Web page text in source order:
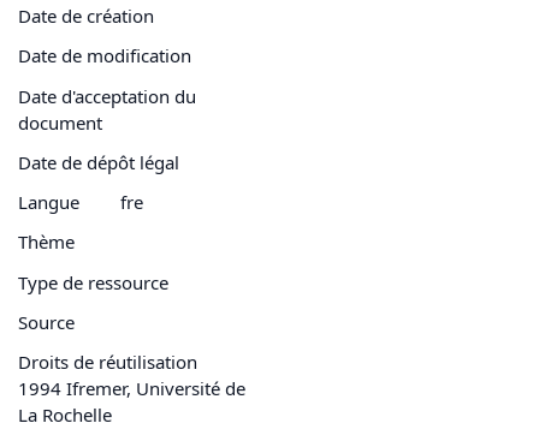
Date de création
Date de modification
Date d'acceptation du
document
Date de dépôt légal
Langue
fre
Thème
Type de ressource
Source
Droits de réutilisation
1994 Ifremer, Université de
La Rochelle